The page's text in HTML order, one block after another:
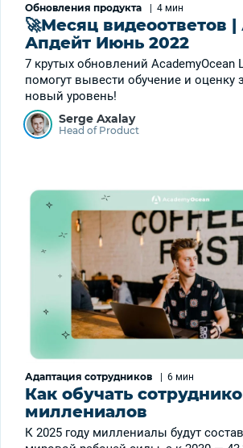
Обновления продукта | 4 мин
🚀Месяц видеоответов
Апдейт Июнь 2022
7 крутых обновлений АcademyOcean
помогут вывести обучение и оценку
новый уровень!
Serge Axalay
Head of Product
Адаптация сотрудников | 6 мин
Как обучать
миллениалов
К 2025 году миллениалы будут